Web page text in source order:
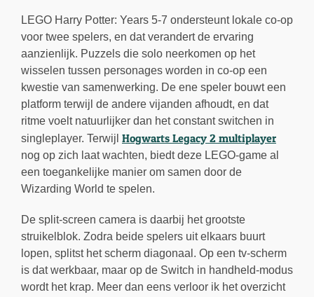
LEGO Harry Potter: Years 5-7 ondersteunt lokale co-op
voor twee spelers, en dat verandert de ervaring
aanzienlijk. Puzzels die solo neerkomen op het
wisselen tussen personages worden in co-op een
kwestie van samenwerking. De ene speler bouwt een
platform terwijl de andere vijanden afhoudt, en dat
ritme voelt natuurlijker dan het constant switchen in
singleplayer. Terwijl Hogwarts Legacy 2 multiplayer
nog op zich laat wachten, biedt deze LEGO-game al
een toegankelijke manier om samen door de
Wizarding World te spelen.
De split-screen camera is daarbij het grootste
struikelblok. Zodra beide spelers uit elkaars buurt
lopen, splitst het scherm diagonaal. Op een tv-scherm
is dat werkbaar, maar op de Switch in handheld-modus
wordt het krap. Meer dan eens verloor ik het overzicht